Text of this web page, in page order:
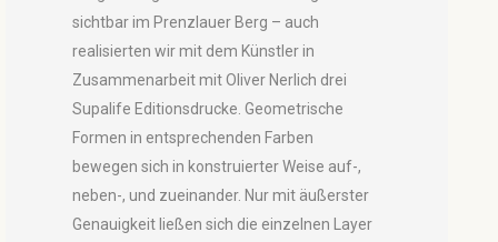
sichtbar im Prenzlauer Berg – auch
realisierten wir mit dem Künstler in
Zusammenarbeit mit Oliver Nerlich drei
Supalife Editionsdrucke. Geometrische
Formen in entsprechenden Farben
bewegen sich in konstruierter Weise auf-,
neben-, und zueinander. Nur mit äußerster
Genauigkeit ließen sich die einzelnen Layer